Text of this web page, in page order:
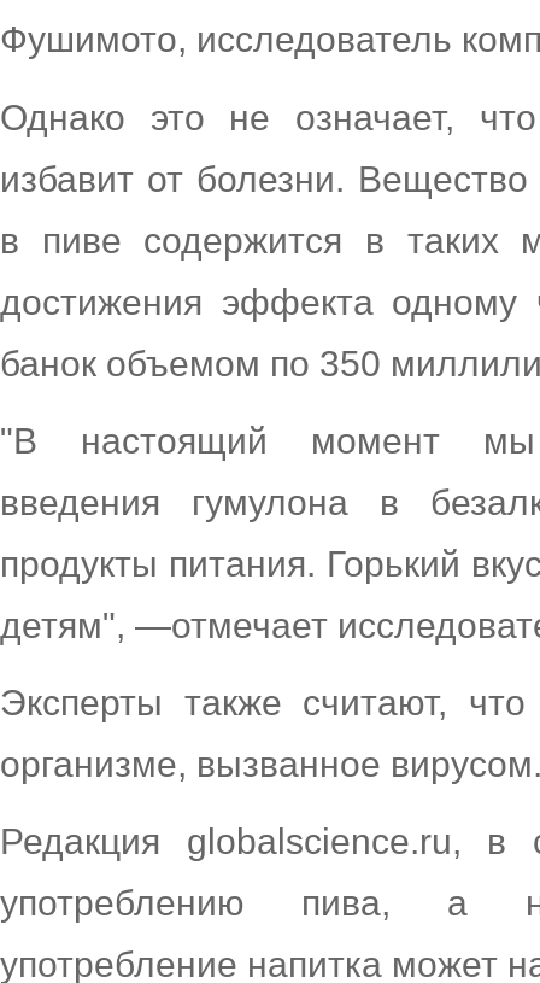
Фушимото, исследователь
Однако это не означает,
избавит от болезни.
в пиве содержится в таких
достижения эффекта одному
банок объемом по 350
"В настоящий момент мы
введения гумулона в
продукты питания. Горький
детям", —отмечает
Эксперты также считают,
организме, вызванное
Редакция globalscience.ru,
употреблению пива, а
употребление напитка может